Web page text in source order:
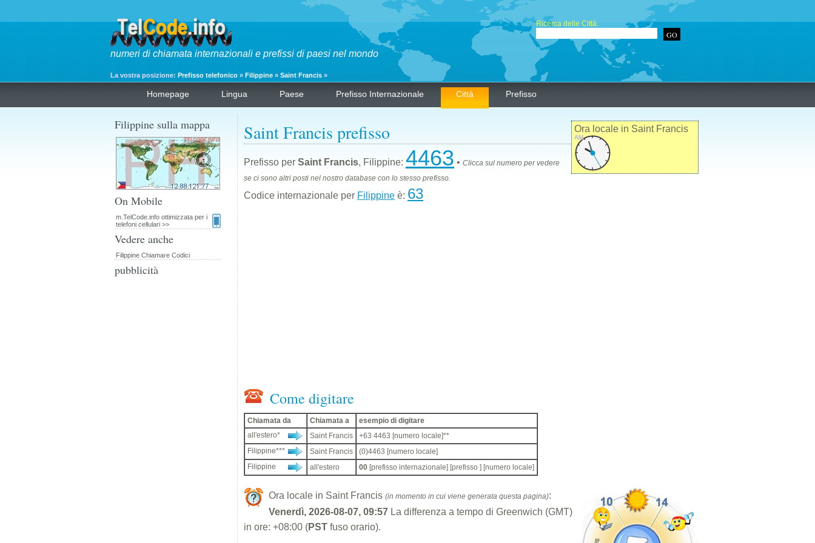
numeri di chiamata internazionali e prefissi di paesi nel mondo
La vostra posizione: Prefisso telefonico » Filippine » Saint Francis »
Ricerca delle Città:
Homepage Lingua Paese Prefisso Internazionale Città Prefisso
Ora locale in Saint Francis
AM
Saint Francis prefisso
Prefisso per Saint Francis, Filippine: 4463 • Clicca sul numero per vedere
se ci sono altri posti nel nostro database con lo stesso prefisso.
Codice internazionale per Filippine è: 63
Come digitare
Chiamata da Chiamata a
esempio di digitare
all'estero*
Saint Francis
+63 4463 [numero locale]**
Filippine***
Saint Francis
(0)4463 [numero locale]
Filippine
all'estero 00 [prefisso internazionale] [prefisso ] [numero locale]
Ora locale in Saint Francis (in momento in cui viene generata questa pagina):
Venerdì, 2026-08-07, 09:57 La differenza a tempo di Greenwich (GMT)
in ore: +08:00 (PST fuso orario).
Filippine sulla mappa
On Mobile
m.TelCode.info ottimizzata per i
telefoni cellulari >>
Vedere anche
Filippine Chiamare Codici
pubblicità